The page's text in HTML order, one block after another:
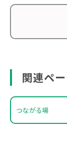
関連ペ
つながる場